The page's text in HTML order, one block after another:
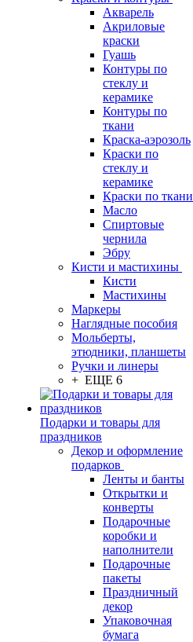
Акварель
Акриловые
краски
Гуашь
Контуры по
стеклу и
керамике
Контуры по
ткани
Краска-аэрозоль
Краски по
стеклу и
керамике
Краски по ткани
Масло
Спиртовые
чернила
Эбру
Кисти и мастихины
Кисти
Мастихины
Маркеры
Наглядные пособия
Мольберты,
этюдники, планшеты
Ручки и линеры
+ ЕЩЕ 6
Подарки и товары для
праздников
Декор и оформление
подарков
Ленты и банты
Открытки и
конверты
Подарочные
коробки и
наполнители
Подарочные
пакеты
Праздничный
декор
Упаковочная
бумага